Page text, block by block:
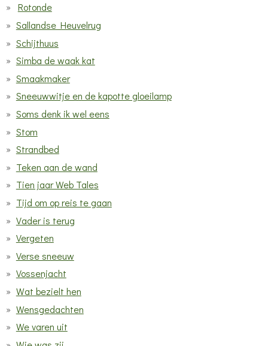
Rotonde
Sallandse Heuvelrug
Schijthuus
Simba de waak kat
Smaakmaker
Sneeuwwitje en de kapotte gloeilamp
Soms denk ik wel eens
Stom
Strandbed
Teken aan de wand
Tien jaar Web Tales
Tijd om op reis te gaan
Vader is terug
Vergeten
Verse sneeuw
Vossenjacht
Wat bezielt hen
Wensgedachten
We varen uit